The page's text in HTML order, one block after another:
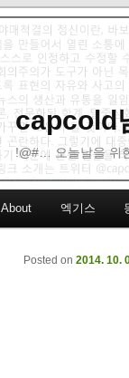
capcold
!@#… 오늘날을 위
Skip to primary
Skip to secondary
About 엑기스
Posted on 2014. 10.